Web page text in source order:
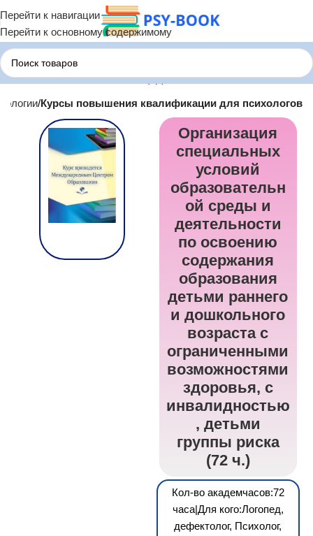
Перейти к навигации
Перейти к основному содержимому
Курсы повышения квалификации для психологов
Организация
специальных
условий
образовательн
ой среды и
деятельности
по освоению
содержания
образования
детьми раннего
и дошкольного
возраста с
ограниченными
возможностями
здоровья, с
инвалидностью
, детьми
группы риска
(72 ч.)
Кол-во академчасов:72
часа|Для кого:Логопед,
дефектолог, Психолог,